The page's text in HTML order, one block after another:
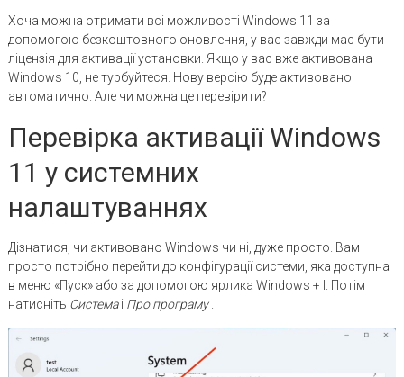
Хоча можна отримати всі можливості Windows 11 за
допомогою безкоштовного оновлення, у вас завжди має бути
ліцензія для активації установки. Якщо у вас вже активована
Windows 10, не турбуйтеся. Нову версію буде активовано
автоматично. Але чи можна це перевірити?
Перевірка активації Windows
11 у системних
налаштуваннях
Дізнатися, чи активовано Windows чи ні, дуже просто. Вам
просто потрібно перейти до конфігурації системи, яка доступна
в меню «Пуск» або за допомогою ярлика Windows + I. Потім
натисніть Системаі Про програму.